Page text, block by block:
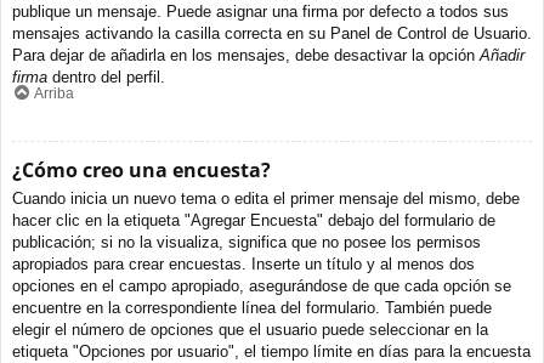
publique un mensaje. Puede asignar una firma por defecto a todos sus
mensajes activando la casilla correcta en su Panel de Control de Usuario.
Para dejar de añadirla en los mensajes, debe desactivar la opción Añadir
firma dentro del perfil.
Arriba
¿Cómo creo una encuesta?
Cuando inicia un nuevo tema o edita el primer mensaje del mismo, debe
hacer clic en la etiqueta "Agregar Encuesta" debajo del formulario de
publicación; si no la visualiza, significa que no posee los permisos
apropiados para crear encuestas. Inserte un título y al menos dos
opciones en el campo apropiado, asegurándose de que cada opción se
encuentre en la correspondiente línea del formulario. También puede
elegir el número de opciones que el usuario puede seleccionar en la
etiqueta "Opciones por usuario", el tiempo límite en días para la encuesta